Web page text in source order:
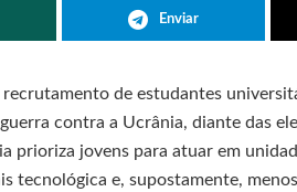
Enviar
recrutamento de estudantes
contra a Ucrânia, diante das
prioriza jovens para atuar em
tecnológica e, supostamente,